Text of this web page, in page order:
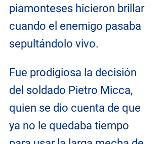
piamonteses hicieron brillar
cuando el enemigo pasaba
sepultándolo vivo.
Fue prodigiosa la decisión
del soldado Pietro Micca,
quien se dio cuenta de que
ya no le quedaba tiempo